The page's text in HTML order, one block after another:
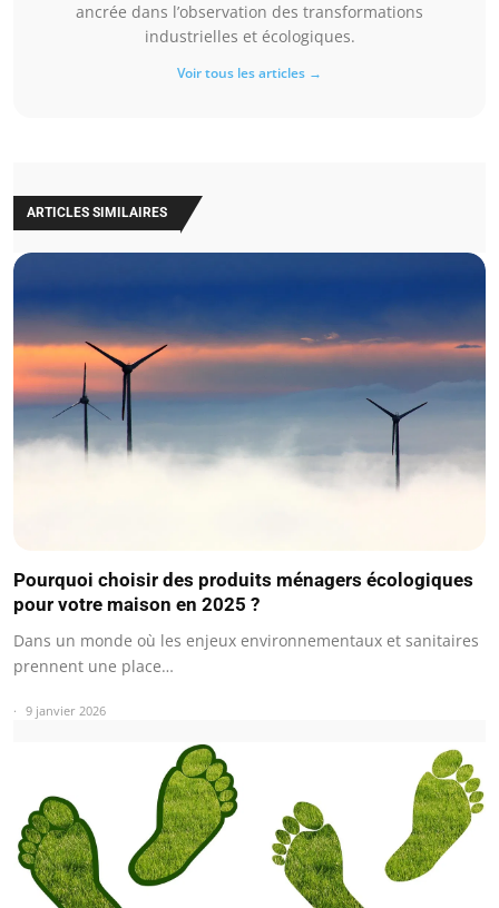
ancrée dans l’observation des transformations
industrielles et écologiques.
Voir tous les articles →
ARTICLES SIMILAIRES
Pourquoi choisir des produits ménagers écologiques
pour votre maison en 2025 ?
Dans un monde où les enjeux environnementaux et sanitaires
prennent une place…
9 janvier 2026